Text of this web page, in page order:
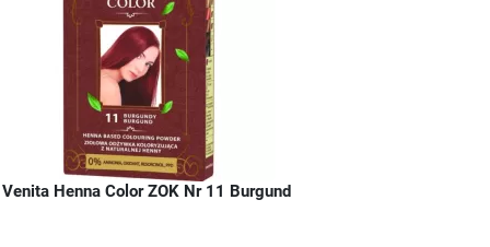
Venita Henna Color ZOK Nr 11 Burgund